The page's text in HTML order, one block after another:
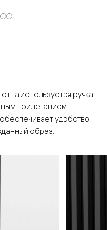
используется ручка
прилеганием.
удобство
образ.